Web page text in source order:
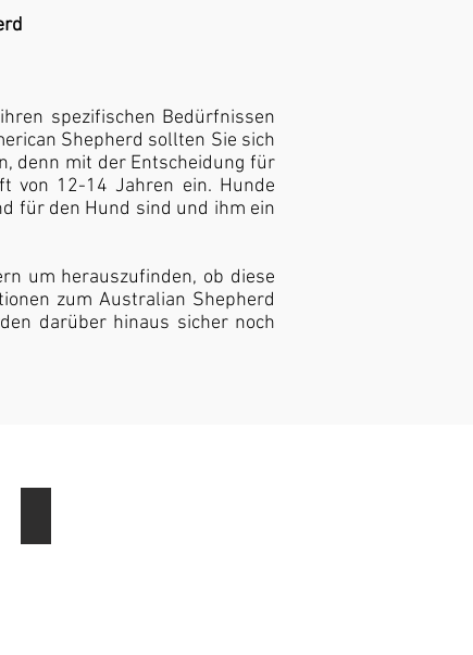
spezifischen Bedürfnissen
Shepherd sollten Sie sich
denn mit der Entscheidung für
von 12-14 Jahren ein. Hunde
für den Hund sind und ihm ein
um herauszufinden, ob diese
zum Australian Shepherd
darüber hinaus sicher noch